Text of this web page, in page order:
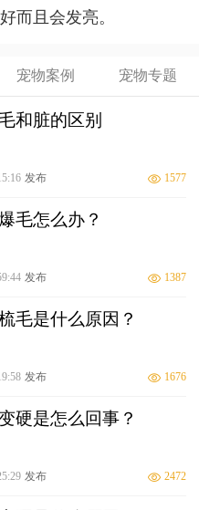
而且会发亮。
宠物案例 宠物专题
和脏的区别
发布 1577
毛怎么办？
发布 1387
毛是什么原因？
发布 1676
硬是怎么回事？
发布 2472